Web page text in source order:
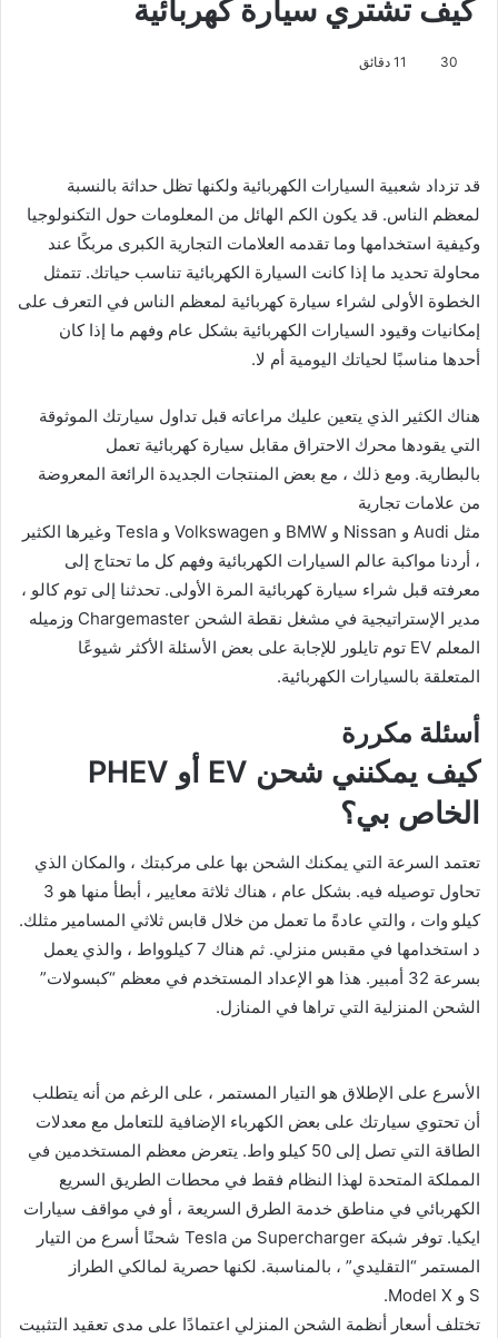
كيف تشتري سيارة كهربائية
30
قد تزداد شعبية السيارات الكهربائية ولكنها تظل حداثة بالنسبة
لمعظم الناس. قد يكون الكم الهائل من المعلومات حول التكنولوجيا
وكيفية استخدامها وما تقدمه العلامات التجارية الكبرى مربكًا عند
محاولة تحديد ما إذا كانت السيارة الكهربائية تناسب حياتك. تتمثل
الخطوة الأولى لشراء سيارة كهربائية لمعظم الناس في التعرف على
إمكانيات وقيود السيارات الكهربائية بشكل عام وفهم ما إذا كان
أحدها مناسبًا لحياتك اليومية أم لا.
هناك الكثير الذي يتعين عليك مراعاته قبل تداول سيارتك الموثوقة
التي يقودها محرك الاحتراق مقابل سيارة كهربائية تعمل
بالبطارية. ومع ذلك ، مع بعض المنتجات الجديدة الرائعة المعروضة
من علامات تجارية
مثل Audi و Nissan و BMW و Volkswagen و Tesla وغيرها الكثير
، أردنا مواكبة عالم السيارات الكهربائية وفهم كل ما تحتاج إلى
معرفته قبل شراء سيارة كهربائية المرة الأولى. تحدثنا إلى توم كالو ،
مدير الإستراتيجية في مشغل نقطة الشحن Chargemaster وزميله
المعلم EV توم تايلور للإجابة على بعض الأسئلة الأكثر شيوعًا
المتعلقة بالسيارات الكهربائية.
أسئلة مكررة
كيف يمكنني شحن EV أو PHEV
الخاص بي؟
تعتمد السرعة التي يمكنك الشحن بها على مركبتك ، والمكان الذي
تحاول توصيله فيه. بشكل عام ، هناك ثلاثة معايير ، أبطأ منها هو 3
كيلو وات ، والتي عادةً ما تعمل من خلال قابس ثلاثي المسامير مثلك.
د استخدامها في مقبس منزلي. ثم هناك 7 كيلوواط ، والذي يعمل
بسرعة 32 أمبير. هذا هو الإعداد المستخدم في معظم “كبسولات”
الشحن المنزلية التي تراها في المنازل.
الأسرع على الإطلاق هو التيار المستمر ، على الرغم من أنه يتطلب
أن تحتوي سيارتك على بعض الكهرباء الإضافية للتعامل مع معدلات
الطاقة التي تصل إلى 50 كيلو واط. يتعرض معظم المستخدمين في
المملكة المتحدة لهذا النظام فقط في محطات الطريق السريع
الكهربائي في مناطق خدمة الطرق السريعة ، أو في مواقف سيارات
ايكيا. توفر شبكة Supercharger من Tesla شحنًا أسرع من التيار
المستمر “التقليدي” ، بالمناسبة. لكنها حصرية لمالكي الطراز
S و Model X.
تختلف أسعار أنظمة الشحن المنزلي اعتمادًا على مدى تعقيد التثبيت